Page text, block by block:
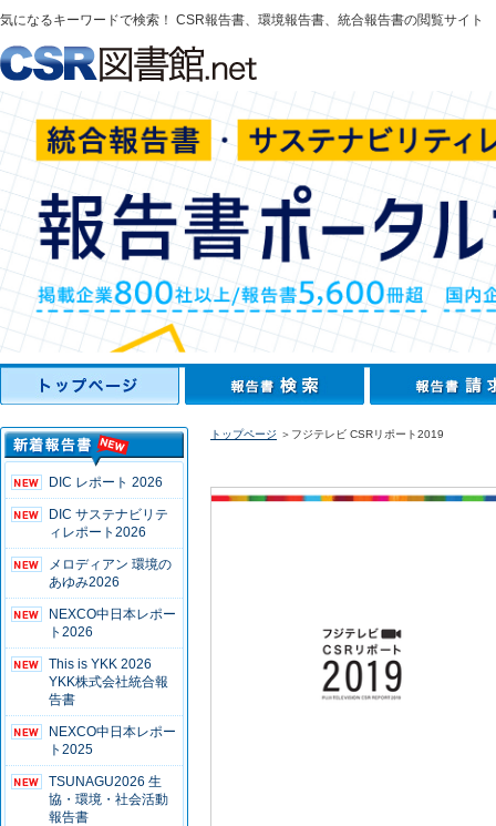
気になるキーワードで検索！ CSR報告書、環境報告書、統合報告書の閲覧サイト
DIC レポート 2026
DIC サステナビリテ
ィレポート2026
メロディアン 環境の
あゆみ2026
NEXCO中日本レポー
ト2026
This is YKK 2026
YKK株式会社統合報
告書
NEXCO中日本レポー
ト2025
TSUNAGU2026 生
協・環境・社会活動
報告書
トップページ ＞フジテレビ CSRリポート2019